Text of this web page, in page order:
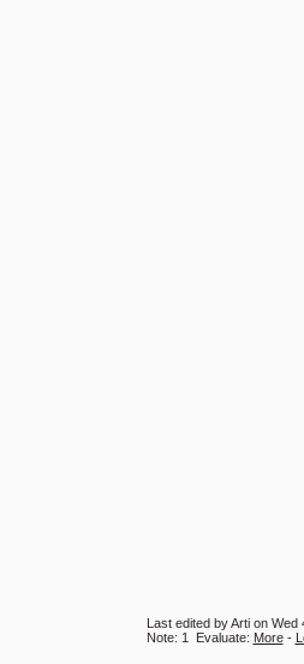
Last edited by Arti on Wed
Note: 1 Evaluate: More-